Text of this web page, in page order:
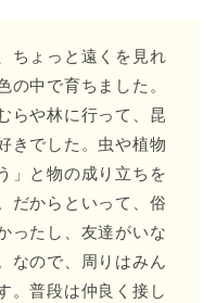
ちょっと遠くを見れ
の中で育ちました。
らや林に行って、昆
きでした。虫や植物
」と物の成り立ちを
だからといって、俗
ったし、友達がいな
なので、周りはみん
。普段は仲良く接し